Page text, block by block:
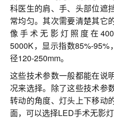
科医生的肩、手、头部位遮
常均匀。其次需要清楚其它
像手术无影灯照度在
5000K，显示指数85%-
径120-250mm。
这些技术参数一般都能在说
况来选择。除了这些技术参
转动的角度、灯头上下移动
面，可以选择LED手术无影灯